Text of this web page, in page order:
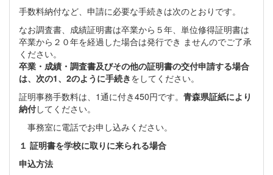
手数料納付など、申請に必要な手続きは次のとおりです。
なお調査書、成績証明書は卒業から５年、単位修得証明書は
卒業から２０年を経過した場合は発行でき ませんのでご了承
ください。
卒業・成績・調査書及びその他の証明書の交付申請する場合
は、次の1、2のように手続きをしてください。
証明事務手数料は、1通に付き450円です。 青森県証紙により
納付してください。
事務室に電話でお申し込みください。
１ 証明書を学校に取りに来られる場合
申込方法